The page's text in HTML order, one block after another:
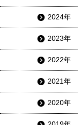
2024年
2023年
2022年
2021年
2020年